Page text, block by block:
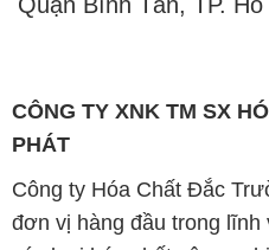
Quận Bình Tân, TP.
CÔNG TY XNK TM SX
PHÁT
Công ty Hóa Chất Đắc
đơn vị hàng đầu trong